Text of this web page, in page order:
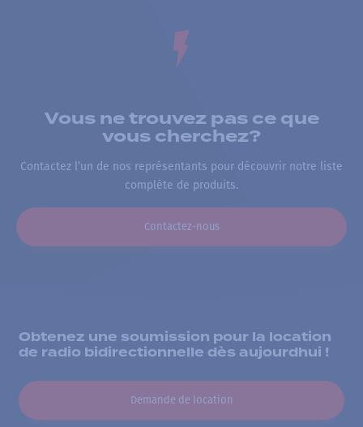
Vous ne trouvez pas ce que
vous cherchez?
Contactez l’un de nos représentants pour découvrir notre liste
complète de produits.
Contactez-nous
Obtenez une soumission pour la location
de radio bidirectionnelle dès aujourdhui !
Demande de location